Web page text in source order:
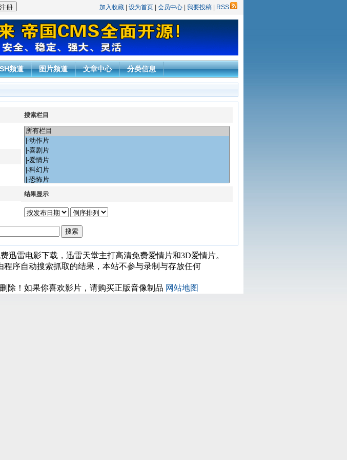
加入收藏 设为首页 会员中心 我要投稿 RSS
频道 图片频道 文章中心 分类信息
搜索栏目
结果显示
迅雷电影下载，迅雷天堂主打高清免费爱情片和3D爱情片。
序自动搜索抓取的结果，本站不参与录制与存放任何
除！如果你喜欢影片，请购买正版音像制品 网站地图